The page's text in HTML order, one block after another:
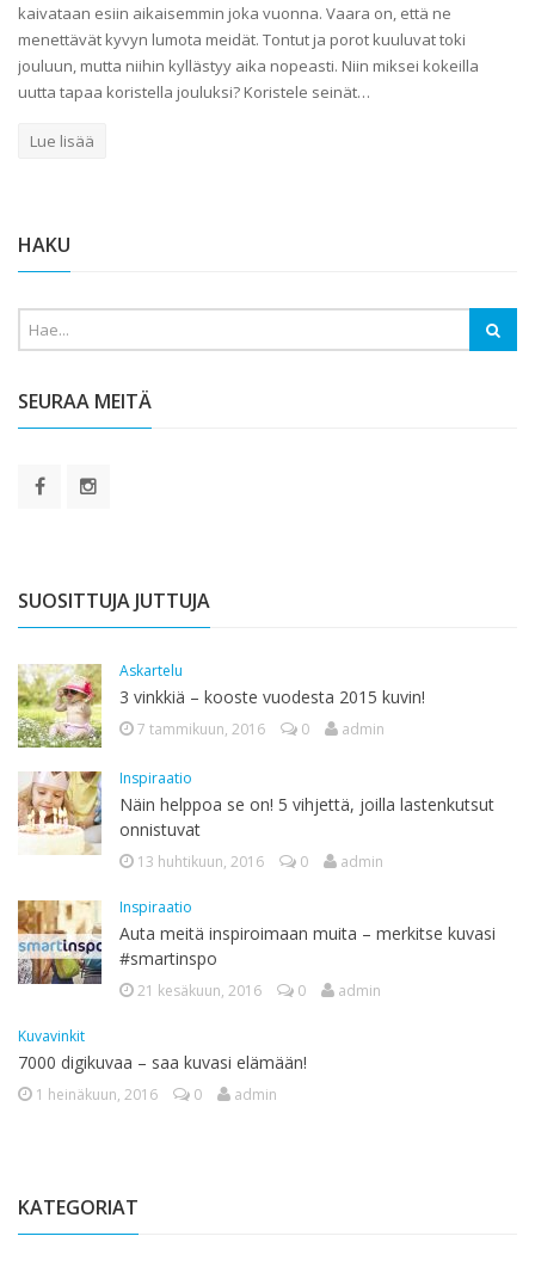
kaivataan esiin aikaisemmin joka vuonna. Vaara on, että ne
menettävät kyvyn lumota meidät. Tontut ja porot kuuluvat toki
jouluun, mutta niihin kyllästyy aika nopeasti. Niin miksei kokeilla
uutta tapaa koristella jouluksi? Koristele seinät…
Lue lisää
HAKU
SEURAA MEITÄ
SUOSITTUJA JUTTUJA
Askartelu
3 vinkkiä – kooste vuodesta 2015 kuvin!
7 tammikuun, 2016 0 admin
Inspiraatio
Näin helppoa se on! 5 vihjettä, joilla lastenkutsut
onnistuvat
13 huhtikuun, 2016 0 admin
Inspiraatio
Auta meitä inspiroimaan muita – merkitse kuvasi
#smartinspo
21 kesäkuun, 2016 0 admin
Kuvavinkit
7000 digikuvaa – saa kuvasi elämään!
1 heinäkuun, 2016 0 admin
KATEGORIAT